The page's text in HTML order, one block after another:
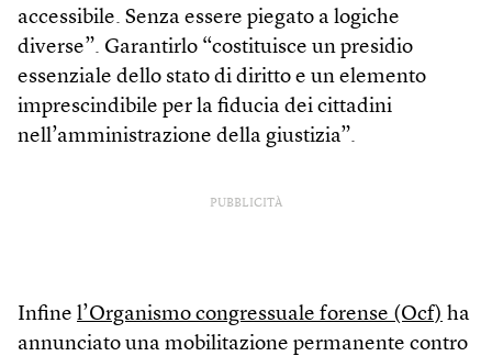
accessibile. Senza essere piegato a logiche
diverse”. Garantirlo “costituisce un presidio
essenziale dello stato di diritto e un elemento
imprescindibile per la fiducia dei cittadini
nell’amministrazione della giustizia”.
PUBBLICITÀ
Infine l’Organismo congressuale forense (Ocf) ha
annunciato una mobilitazione permanente contro